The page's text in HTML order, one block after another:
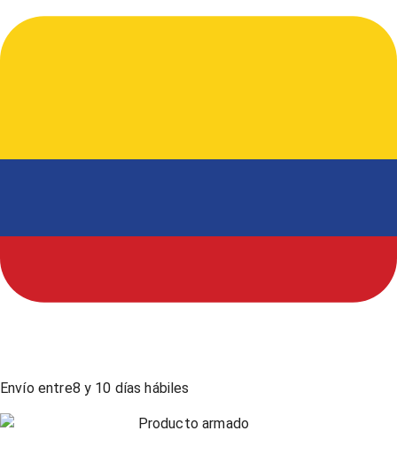
Envío entre8 y 10 días hábiles
Producto armado